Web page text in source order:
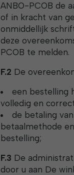
ANBO-PCOB de
of in kracht van
onmiddellijk
deze
PCOB te melden.
F.2 De
een bestelling
volledig en
de betaling
betaalmethode
bestelling;
F.3 De
door u aan De